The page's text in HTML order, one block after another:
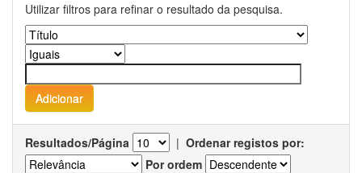
Utilizar filtros para refinar o resultado da pesquisa.
Resultados/Página | Ordenar registos por:
Por ordem